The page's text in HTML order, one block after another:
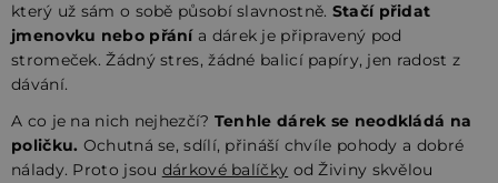
který už sám o sobě působí slavnostně. Stačí přidat
jmenovku nebo přánía dárek je připravený pod
stromeček. Žádný stres, žádné balicí papíry, jen radost z
dávání.
A co je na nich nejhezčí? Tenhle dárek se neodkládá na
poličku. Ochutná se, sdílí, přináší chvíle pohody a dobré
nálady. Proto jsou dárkové balíčky od Živiny skvělou